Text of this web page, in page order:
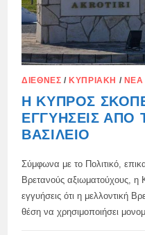
ΔΙΕΘΝΈΣ /ΚΥΠΡΙΑΚΉ / ΝΈΑ
Η ΚΎΠΡΟΣ
ΕΓΓΥΉΣΕΙΣ
ΒΑΣΊΛΕΙΟ
Σύμφωνα με το Πολιτικό,
Βρετανούς αξιωματούχους, η
εγγυήσεις ότι η μελλοντική
θέση να χρησιμοποιήσει